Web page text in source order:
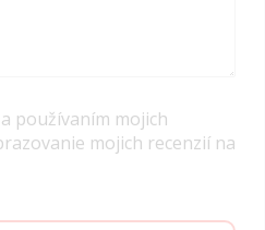
používaním mojich
mojich recenzií na